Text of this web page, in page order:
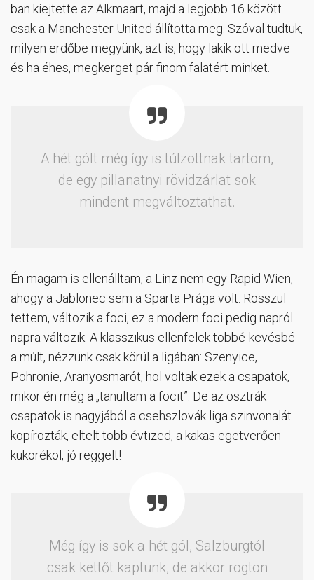
ban kiejtette az Alkmaart, majd a legjobb 16 között
csak a Manchester United állította meg. Szóval tudtuk,
milyen erdőbe megyünk, azt is, hogy lakik ott medve
és ha éhes, megkerget pár finom falatért minket.
A hét gólt még így is túlzottnak tartom,
de egy pillanatnyi rövidzárlat sok
mindent megváltoztathat.
Én magam is ellenálltam, a Linz nem egy Rapid Wien,
ahogy a Jablonec sem a Sparta Prága volt. Rosszul
tettem, változik a foci, ez a modern foci pedig napról
napra változik. A klasszikus ellenfelek többé-kevésbé
a múlt, nézzünk csak körül a ligában: Szenyice,
Pohronie, Aranyosmarót, hol voltak ezek a csapatok,
mikor én még a „tanultam a focit”. De az osztrák
csapatok is nagyjából a csehszlovák liga szinvonalát
kopírozták, eltelt több évtized, a kakas egetverően
kukorékol, jó reggelt!
Még így is sok a hét gól, Salzburgtól
csak kettőt kaptunk, de akkor rögtön